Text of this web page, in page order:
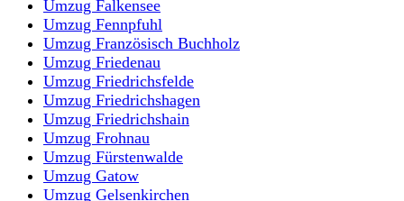
Umzug Falkensee
Umzug Fennpfuhl
Umzug Französisch Buchholz
Umzug Friedenau
Umzug Friedrichsfelde
Umzug Friedrichshagen
Umzug Friedrichshain
Umzug Frohnau
Umzug Fürstenwalde
Umzug Gatow
Umzug Gelsenkirchen